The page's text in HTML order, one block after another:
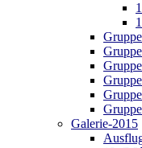
Galerie-2015